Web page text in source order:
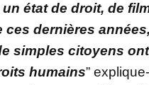
état de droit, de
ces dernières
simples citoyens
humains”